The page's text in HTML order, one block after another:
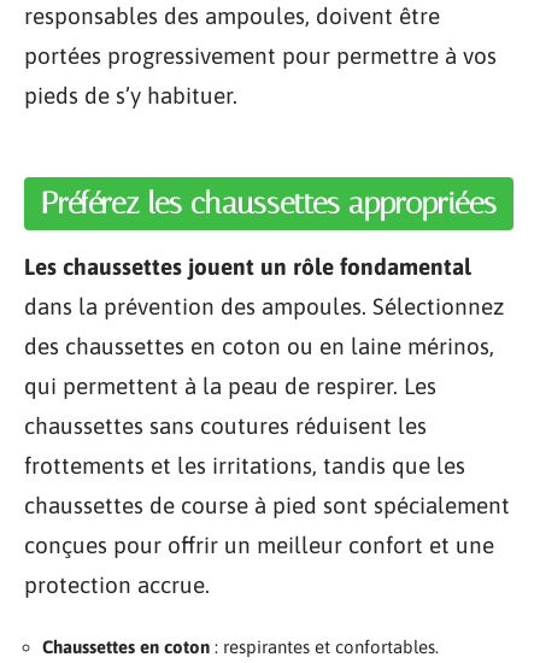
responsables des ampoules, doivent être
portées progressivement pour permettre à vos
pieds de s’y habituer.
Préférez les chaussettes appropriées
Les chaussettes jouent un rôle fondamental
dans la prévention des ampoules. Sélectionnez
des chaussettes en coton ou en laine mérinos,
qui permettent à la peau de respirer. Les
chaussettes sans coutures réduisent les
frottements et les irritations, tandis que les
chaussettes de course à pied sont spécialement
conçues pour offrir un meilleur confort et une
protection accrue.
Chaussettes en coton : respirantes et confortables.